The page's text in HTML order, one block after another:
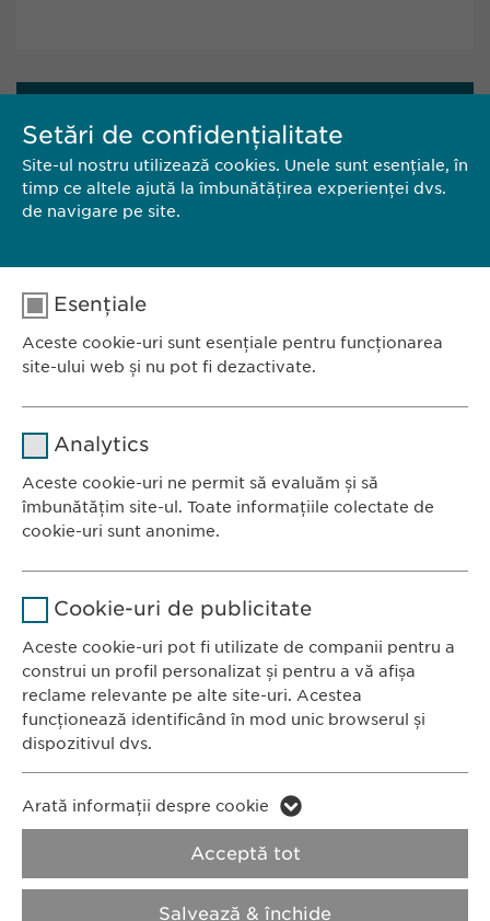
EWOPHARMA ROMÂNIA SRL
România
Tel.: +40 21 260 13 44
E-Mail:info@ewopharma.ro
Ewopharma România SRL
Bulevardul Primăverii 19-21
România
CONTACT
Tel.: +40 21 260 13 44
Fax: +40 21 202 93 27
confidențialitate
Politica privind
modulele cookie
Setări de confidențialitate
Site-ul nostru utilizează cookies. Unele sunt esențiale, în
timp ce altele ajută la îmbunătățirea experienței dvs.
de navigare pe site.
Esențiale
Aceste cookie-uri sunt esențiale pentru funcționarea
site-ului web și nu pot fi dezactivate.
Stochează setările consimțite de
Analytics
Aceste cookie-uri ne permit să evaluăm și să
îmbunătățim site-ul. Toate informațiile colectate de
cookie-uri sunt anonime.
1 zi
Scop
Nume vuid
Vimeo
Cookie-uri de publicitate
Aceste cookie-uri pot fi utilizate de companii pentru a
construi un profil personalizat și pentru a vă afișa
reclame relevante pe alte site-uri. Acestea
funcționează identificând în mod unic browserul și
dispozitivul dvs.
Nume LinkedIn
LinkedIn
Arată informații despre cookie
Salvează & închide
Acceptă tot